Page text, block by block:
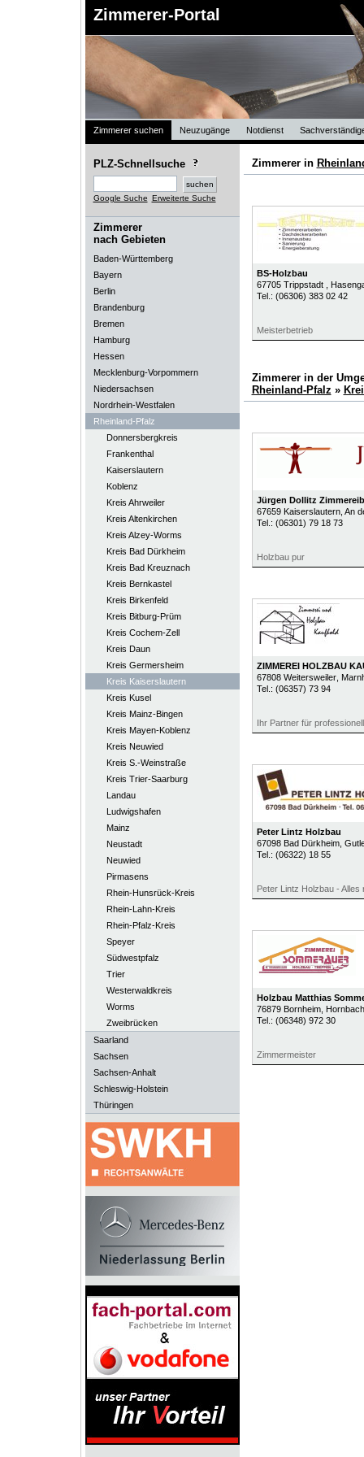
Zimmerer-Portal
Zimmerer suchen Neuzugänge Notdienst
PLZ-Schnellsuche
Google Suche Erweiterte Suche
Zimmerer
nach Gebieten
Baden-Württemberg
Bayern
Berlin
Brandenburg
Bremen
Hamburg
Hessen
Mecklenburg-Vorpommern
Niedersachsen
Nordrhein-Westfalen
Rheinland-Pfalz
Donnersbergkreis
Frankenthal
Kaiserslautern
Koblenz
Kreis Ahrweiler
Kreis Altenkirchen
Kreis Alzey-Worms
Kreis Bad Dürkheim
Kreis Bad Kreuznach
Kreis Bernkastel
Kreis Birkenfeld
Kreis Bitburg-Prüm
Kreis Cochem-Zell
Kreis Daun
Kreis Germersheim
Kreis Kaiserslautern
Kreis Kusel
Kreis Mainz-Bingen
Kreis Mayen-Koblenz
Kreis Neuwied
Kreis S.-Weinstraße
Kreis Trier-Saarburg
Landau
Ludwigshafen
Mainz
Neustadt
Neuwied
Pirmasens
Rhein-Hunsrück-Kreis
Rhein-Lahn-Kreis
Rhein-Pfalz-Kreis
Speyer
Südwestpfalz
Trier
Westerwaldkreis
Worms
Zweibrücken
Saarland
Sachsen
Sachsen-Anhalt
Schleswig-Holstein
Thüringen
Zimmerer in
BS-Holzbau
67705 Trippstadt
,
Tel.: (06306) 383 02 42
Meisterbetrieb
Zimmerer in der
Rheinland-Pfalz »
Jürgen Dollitz
67659 Kaiserslautern, An
Tel.: (06301) 79 18 73
Holzbau pur
ZIMMEREI HOLZBAU
67808 Weitersweiler,
Tel.: (06357) 73 94
Ihr Partner für
Peter Lintz Holzbau
67098 Bad Dürkheim,
Tel.: (06322) 18 55
Peter Lintz Holzbau - Alles
Holzbau Matthias
76879 Bornheim,
Tel.: (06348) 972 30
Zimmermeister